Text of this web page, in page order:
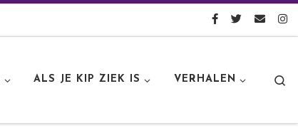
ALS JE KIP ZIEK IS VERHALEN